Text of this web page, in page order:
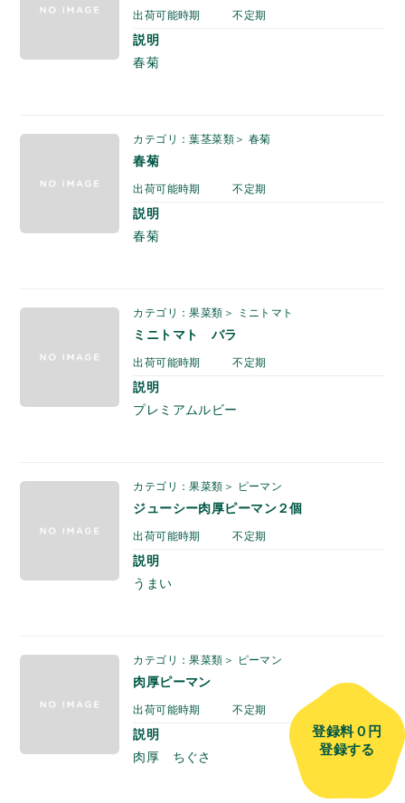
登録料０円
登録する
出荷可能時期 不定期
説明
春菊
カテゴリ：葉茎菜類＞ 春菊
春菊
出荷可能時期 不定期
説明
春菊
カテゴリ：果菜類＞ ミニトマト
ミニトマト バラ
出荷可能時期 不定期
説明
プレミアムルビー
カテゴリ：果菜類＞ ピーマン
ジューシー肉厚ピーマン２個
出荷可能時期 不定期
説明
うまい
カテゴリ：果菜類＞ ピーマン
肉厚ピーマン
出荷可能時期 不定期
説明
肉厚 ちぐさ